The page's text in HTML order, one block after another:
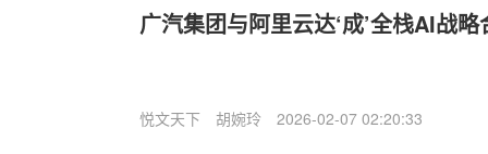
广汽集团与阿里云达‘成’全栈AI战略
悦文天下 胡婉玲 2026-02-07 02:20:33